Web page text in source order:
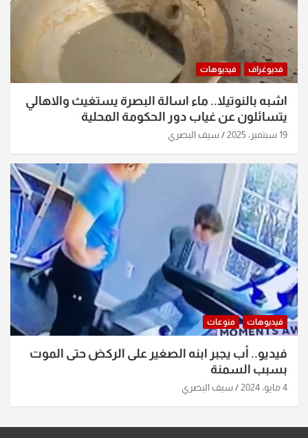
فديوغراف فيديوهات
اشبه بالنوتيلا.. ماء اسالة البصرة يستغيث والاهالي
يتسائلون عن غياب دور الحكومة المحلية
19 سبتمبر، 2025 سيف البصري
فيديوهات منوعات
فيديو.. أب يجبر ابنه الصغير على الركض حتى الموت
بسبب السمنة
4 مايو، 2024 سيف البصري